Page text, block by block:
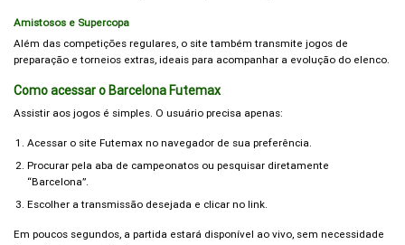
Amistosos e Supercopa
Além das competições regulares, o site também transmite jogos de
preparação e torneios extras, ideais para acompanhar a evolução do elenco.
Como acessar o Barcelona Futemax
Assistir aos jogos é simples. O usuário precisa apenas:
Acessar o site Futemax no navegador de sua preferência.
Procurar pela aba de campeonatos ou pesquisar diretamente
“Barcelona”.
Escolher a transmissão desejada e clicar no link.
Em poucos segundos, a partida estará disponível ao vivo, sem necessidade